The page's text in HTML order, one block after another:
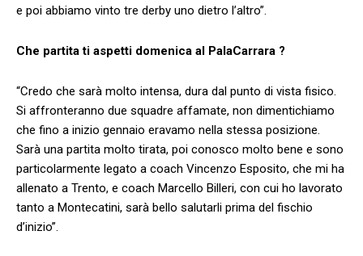
e poi abbiamo vinto tre derby uno dietro l’altro”.
Che partita ti aspetti domenica al PalaCarrara ?
“Credo che sarà molto intensa, dura dal punto di vista fisico.
Si affronteranno due squadre affamate, non dimentichiamo
che fino a inizio gennaio eravamo nella stessa posizione.
Sarà una partita molto tirata, poi conosco molto bene e sono
particolarmente legato a coach Vincenzo Esposito, che mi ha
allenato a Trento, e coach Marcello Billeri, con cui ho lavorato
tanto a Montecatini, sarà bello salutarli prima del fischio
d’inizio”.